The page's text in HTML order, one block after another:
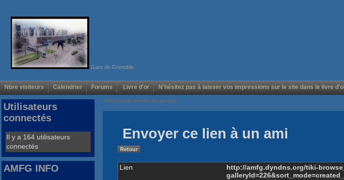
Gare de Grenoble
Nbre visiteurs Calendrier Forums Livre d'or N'hésitez pas à laisser vos impressions sur le site dans le livre
Voir/Cacher menus de gauche
Envoyer ce lien à un ami
Retour
Lien
http://amfg.dyndns.org/tiki-
Utilisateurs
connectés
Il y a 164 utilisateurs
connectés
AMFG INFO